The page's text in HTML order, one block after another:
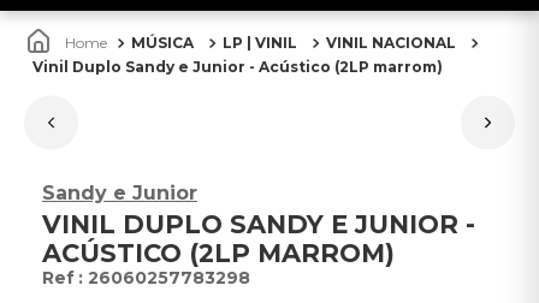
MÚSICA LP | VINIL
VINIL NACIONAL
Vinil Duplo Sandy e Junior - Acústico (2LP marrom)
Sandy e Junior
VINIL DUPLO SANDY E JUNIOR -
ACÚSTICO (2LP MARROM)
: 26060257783298